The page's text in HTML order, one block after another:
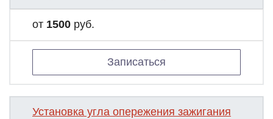
от 1500 руб.
Записаться
Установка угла опережения зажигания